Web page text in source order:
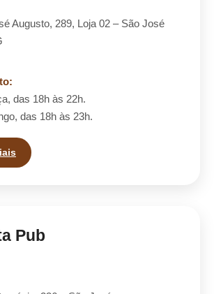
Augusto, 289, Loja 02 – São José
das 18h às 22h.
das 18h às 23h.
Pub